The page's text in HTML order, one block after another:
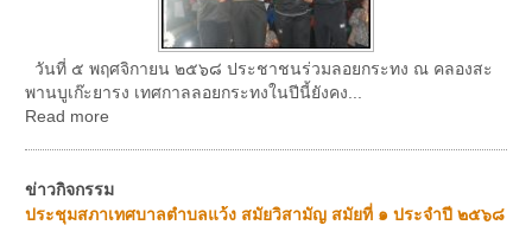
วันที่ ๕ พฤศจิกายน ๒๕๖๘ ประชาชนร่วมลอยกระทง ณ คลองสะ
พานบูเก๊ะยารง เทศกาลลอยกระทงในปีนี้ยังคง...
Read more
ข่าวกิจกรรม
ประชุมสภาเทศบาลตำบลแว้ง สมัยวิสามัญ สมัยที่ ๑ ประจำปี ๒๕๖๘